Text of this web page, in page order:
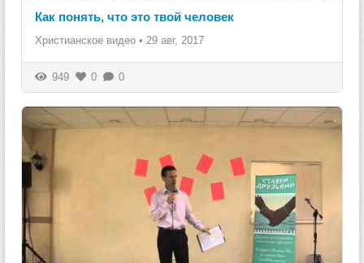
Как понять, что это твой человек
Христианское видео • 29 авг, 2017
949 0 0